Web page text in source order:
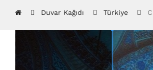
Duvar Kağıdı Türkiye